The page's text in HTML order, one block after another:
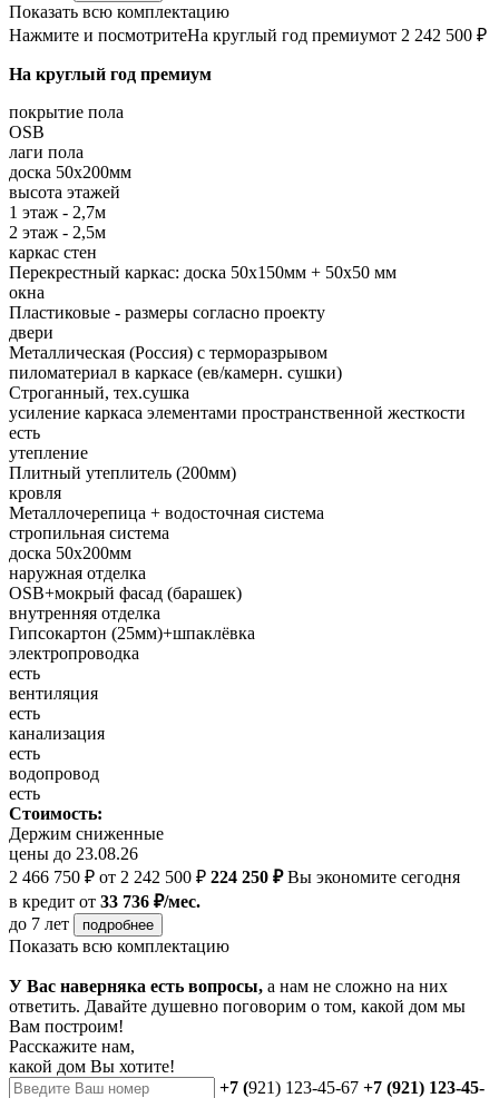
Показать всю комплектацию
Нажмите и посмотритеНа круглый год премиумот 2 242 500 ₽
На круглый год премиум
покрытие пола
OSB
лаги пола
доска 50х200мм
высота этажей
1 этаж - 2,7м
2 этаж - 2,5м
каркас стен
Перекрестный каркас: доска 50х150мм + 50х50 мм
окна
Пластиковые - размеры согласно проекту
двери
Металлическая (Россия) с терморазрывом
пиломатериал в каркасе (ев/камерн. сушки)
Строганный, тех.сушка
усиление каркаса элементами пространственной жесткости
есть
утепление
Плитный утеплитель (200мм)
кровля
Металлочерепица + водосточная система
стропильная система
доска 50х200мм
наружная отделка
OSB+мокрый фасад (барашек)
внутренняя отделка
Гипсокартон (25мм)+шпаклёвка
электропроводка
есть
вентиляция
есть
канализация
есть
водопровод
есть
Стоимость:
Держим сниженные
цены до 23.08.26
2 466 750 ₽ от 2 242 500 ₽ 224 250 ₽Вы экономите сегодня
в кредит от 33 736 ₽/мес.
до 7 лет
подробнее
Показать всю комплектацию
У Вас наверняка есть вопросы, а нам не сложно на них
ответить. Давайте душевно поговорим о том, какой дом мы
Вам построим!
Расскажите нам,
какой дом Вы хотите!
+7 (921) 123-45-67 +7 (921) 123-45-